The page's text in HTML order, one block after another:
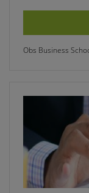
Obs Business